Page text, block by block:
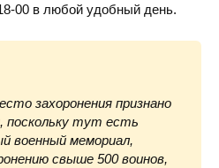
00 в любой удобный день.
захоронения признано
поскольку тут есть
военный мемориал,
свыше 500 воинов,